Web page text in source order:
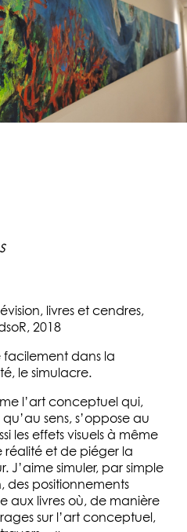
livres et cendres,
2018
facilement dans la
le simulacre.
l’art conceptuel qui,
sens, s’oppose au
les effets visuels à même
réalité et de piéger la
J’aime simuler, par simple
des positionnements
aux livres où, de manière
sur l’art conceptuel,